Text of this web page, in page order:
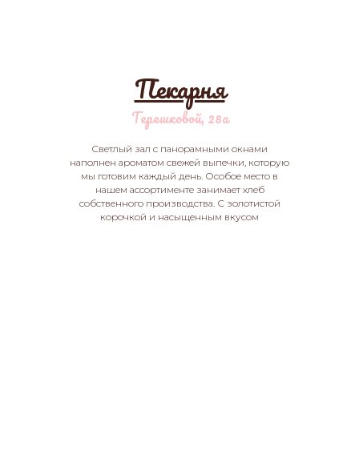
Пекарня
Терешковой, 28а
Светлый зал с панорамными окнами
наполнен ароматом свежей выпечки, которую
мы готовим каждый день. Особое место в
нашем ассортименте занимает хлеб
собственного производства. С золотистой
корочкой и насыщенным вкусом